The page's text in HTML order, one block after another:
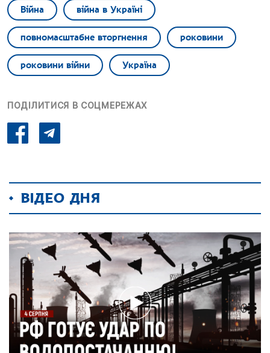
Війна війна в Україні
повномасштабне вторгнення роковини
роковини війни Україна
ПОДІЛИТИСЯ В СОЦМЕРЕЖАХ
ВІДЕО ДНЯ